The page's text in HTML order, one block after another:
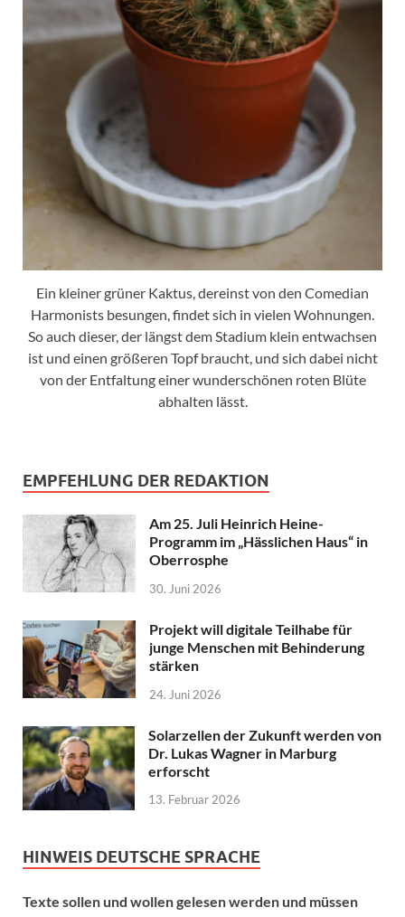
Ein kleiner grüner Kaktus, dereinst von den Comedian
Harmonists besungen, findet sich in vielen Wohnungen.
So auch dieser, der längst dem Stadium klein entwachsen
ist und einen größeren Topf braucht, und sich dabei nicht
von der Entfaltung einer wunderschönen roten Blüte
abhalten lässt.
EMPFEHLUNG DER REDAKTION
Am 25. Juli Heinrich Heine-
Programm im „Hässlichen Haus“ in
Oberrosphe
30. Juni 2026
Projekt will digitale Teilhabe für
junge Menschen mit Behinderung
stärken
24. Juni 2026
Solarzellen der Zukunft werden von
Dr. Lukas Wagner in Marburg
erforscht
13. Februar 2026
HINWEIS DEUTSCHE SPRACHE
Texte sollen und wollen gelesen werden und müssen